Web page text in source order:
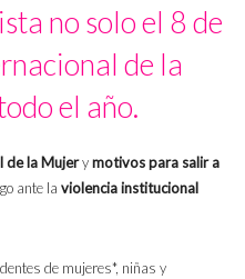
no solo el 8 de
de la
el año.
de la Mujerymotivos para salir a
ante la violencia institucional
de mujeres*, niñas y